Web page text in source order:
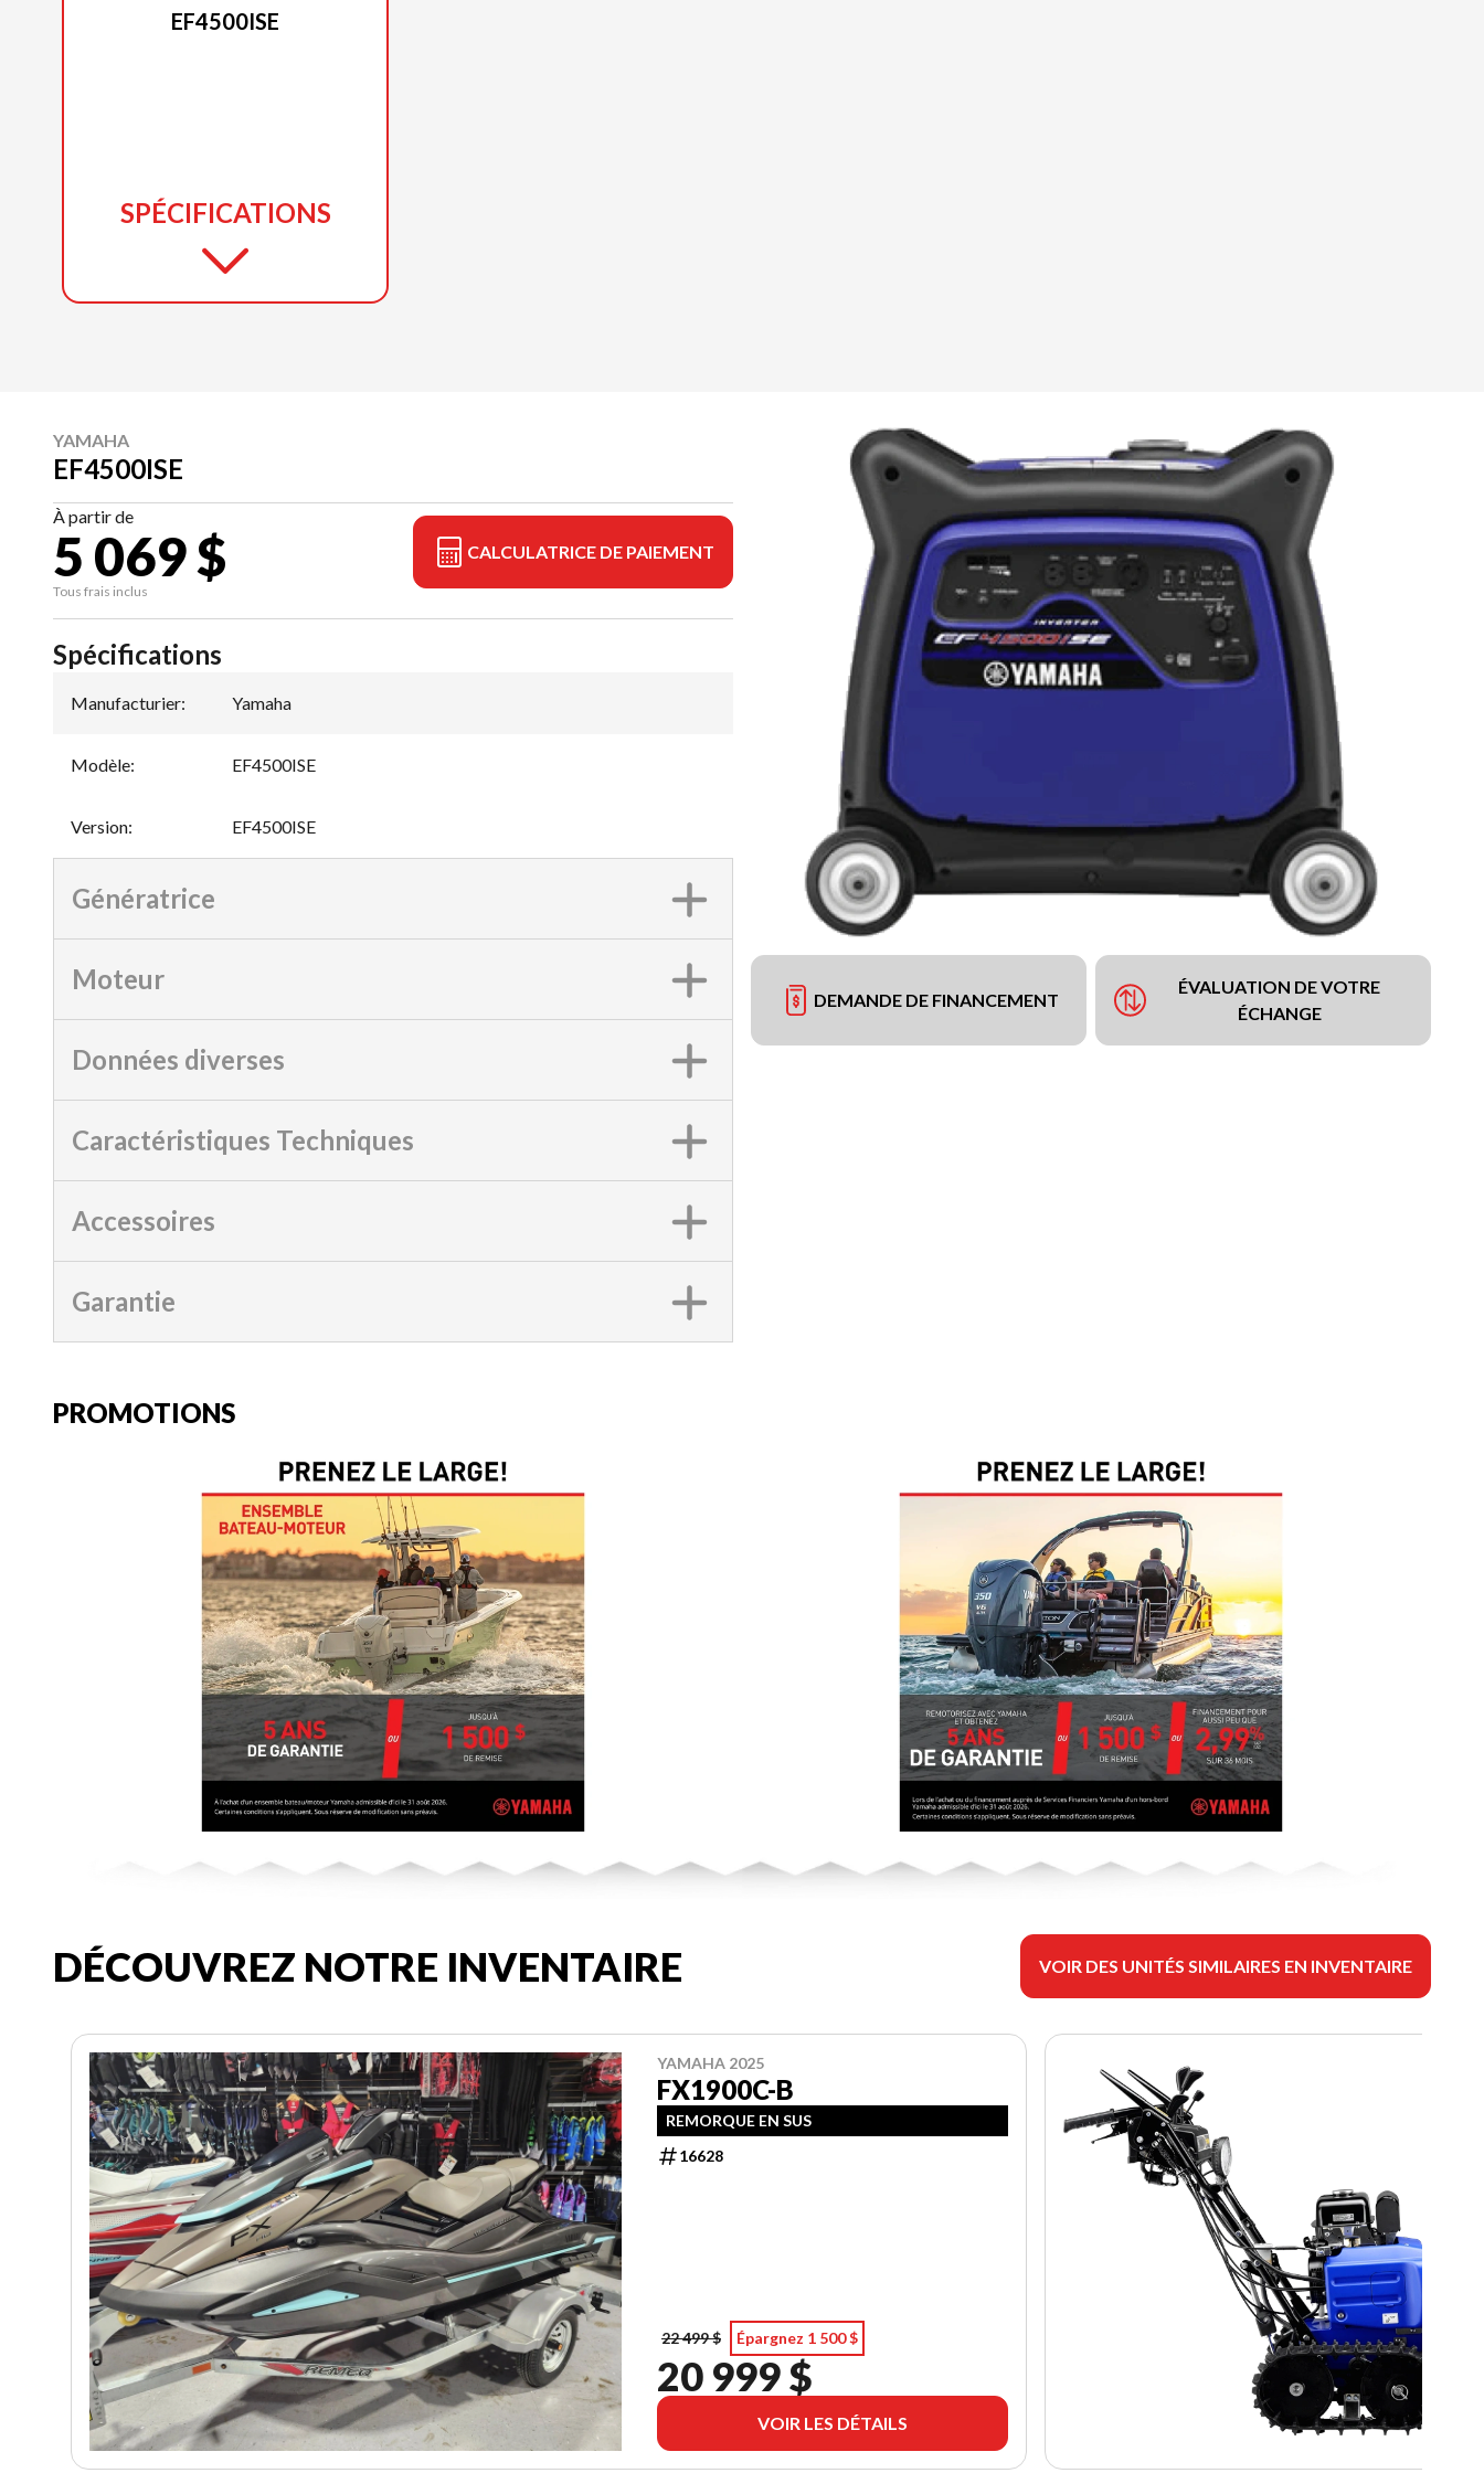
EF4500ISE
SPÉCIFICATIONS
YAMAHA
EF4500ISE
À partir de
5 069 $
Tous frais inclus
CALCULATRICE DE PAIEMENT
DEMANDE DE FINANCEMENT
ÉVALUATION DE VOTRE
ÉCHANGE
Spécifications
Manufacturier: Yamaha
Modèle: EF4500ISE
Version: EF4500ISE
Génératrice
Moteur
Données diverses
Caractéristiques Techniques
Accessoires
Garantie
PROMOTIONS
DÉCOUVREZ NOTRE INVENTAIRE VOIR DES UNITÉS SIMILAIRES EN INVENTAIRE
YAMAHA 2025
FX1900C-B
REMORQUE EN SUS
16628
22 499 $ Épargnez 1 500 $
20 999 $
VOIR LES DÉTAILS